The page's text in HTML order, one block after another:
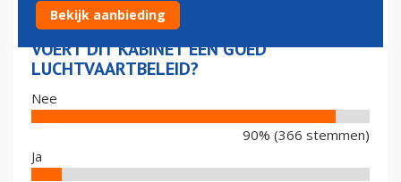
VOERT DIT KABINET EEN GOED
LUCHTVAARTBELEID?
Nee
90% (366 stemmen)
Ja
Bekijk aanbieding